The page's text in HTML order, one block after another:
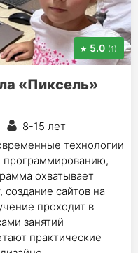
5.0 (1)
«Пиксель»
8-15 лет
технологии
программированию,
охватывает
создание сайтов на
проходит в
занятий
практические